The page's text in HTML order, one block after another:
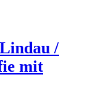
/
mit